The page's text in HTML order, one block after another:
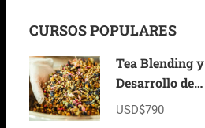
CURSOS POPULARES
Tea Blending y
Desarrollo de
Marcas de Té E-
USD$790